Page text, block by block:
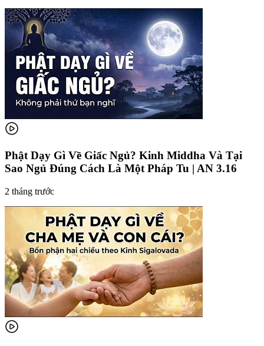
Phật Dạy Gì Về Giấc Ngủ? Kinh Middha Và Tại
Sao Ngủ Đúng Cách Là Một Pháp Tu | AN 3.16
2 tháng trước